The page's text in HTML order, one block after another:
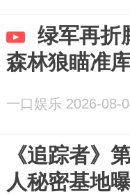
绿军再折
森林狼瞄准
一口娱乐 2026-08-
《追踪者》
人秘密基地